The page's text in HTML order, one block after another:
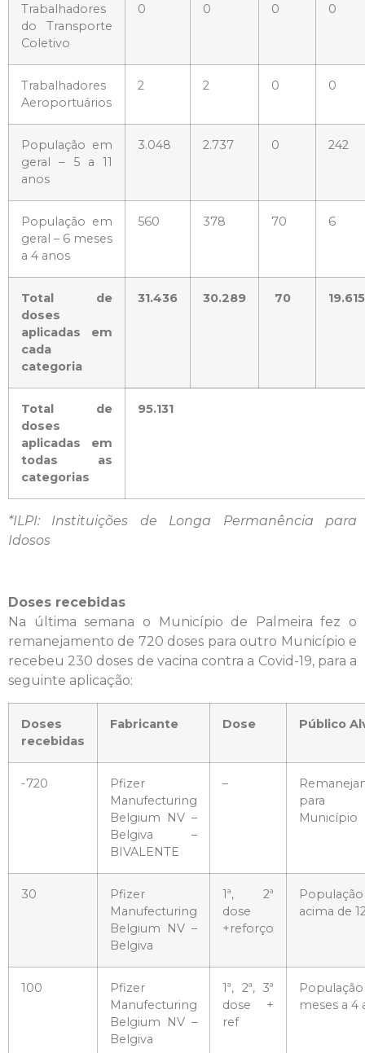
Trabalhadores
do Transporte
Coletivo
0 0 0 0
Trabalhadores
Aeroportuários
2 2 0 0
População em
geral – 5 a 11
anos
3.048 2.737 0 242
População em
geral – 6 meses
a 4 anos
560 378 70 6
Total de
doses
aplicadas em
cada
categoria
31.436 30.289 70 19.615
Total de
doses
aplicadas em
todas as
categorias
95.131
*ILPI: Instituições de Longa Permanência para
Idosos
Doses recebidas
Na última semana o Município de Palmeira fez o
remanejamento de 720 doses para outro Município e
recebeu 230 doses de vacina contra a Covid-19, para a
seguinte aplicação:
Doses
recebidas
Fabricante Dose Público
-720
Pfizer
Manufecturing
Belgium NV –
Belgiva –
BIVALENTE
–
para
Município
30
Pfizer
Manufecturing
Belgium NV –
Belgiva
1ª, 2ª
dose
+reforço
População
acima de
100
Pfizer
Manufecturing
Belgium NV –
Belgiva
1ª, 2ª, 3ª
dose +
ref
meses a 4